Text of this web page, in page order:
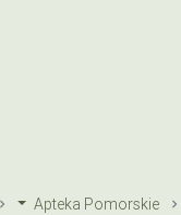
Apteka Pomorskie